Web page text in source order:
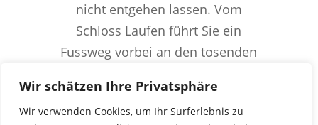
Wir schätzen Ihre Privatsphäre
Wir verwenden Cookies, um Ihr Surferlebnis zu
nicht entgehen lassen. Vom
Schloss Laufen führt Sie ein
Fussweg vorbei an den tosenden
«Fischetz».